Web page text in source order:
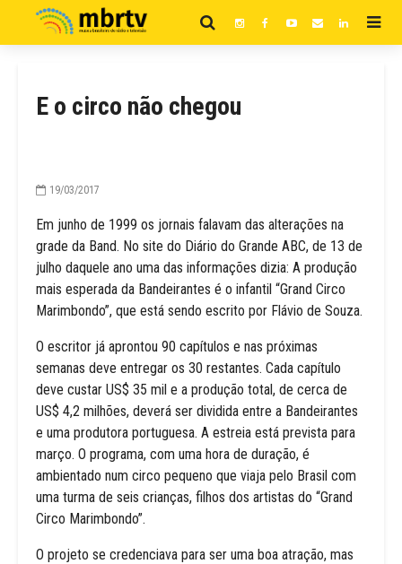
E o circo não chegou
19/03/2017
Em junho de 1999 os jornais falavam das alterações na
grade da Band. No site do Diário do Grande ABC, de 13 de
julho daquele ano uma das informações dizia: A produção
mais esperada da Bandeirantes é o infantil “Grand Circo
Marimbondo”, que está sendo escrito por Flávio de Souza.
O escritor já aprontou 90 capítulos e nas próximas
semanas deve entregar os 30 restantes. Cada capítulo
deve custar US$ 35 mil e a produção total, de cerca de
US$ 4,2 milhões, deverá ser dividida entre a Bandeirantes
e uma produtora portuguesa. A estreia está prevista para
março. O programa, com uma hora de duração, é
ambientado num circo pequeno que viaja pelo Brasil com
uma turma de seis crianças, filhos dos artistas do “Grand
Circo Marimbondo”.
O projeto se credenciava para ser uma boa atração, mas